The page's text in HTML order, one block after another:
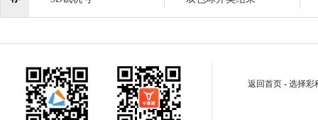
返回首页 - 选择彩